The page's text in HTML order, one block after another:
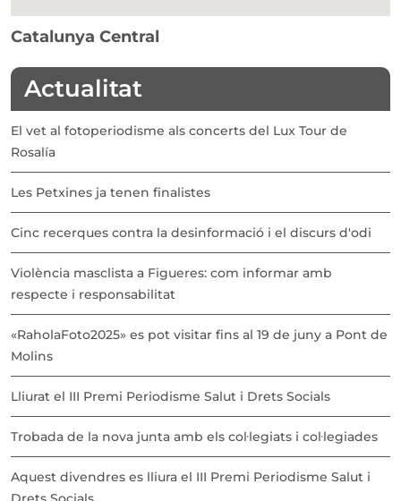
Catalunya Central
Actualitat
El vet al fotoperiodisme als concerts del Lux Tour de
Rosalía
Les Petxines ja tenen finalistes
Cinc recerques contra la desinformació i el discurs d'odi
Violència masclista a Figueres: com informar amb
respecte i responsabilitat
«RaholaFoto2025» es pot visitar fins al 19 de juny a Pont de
Molins
Lliurat el III Premi Periodisme Salut i Drets Socials
Trobada de la nova junta amb els col·legiats i col·legiades
Aquest divendres es lliura el III Premi Periodisme Salut i